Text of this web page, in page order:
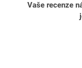
Vaše recenze